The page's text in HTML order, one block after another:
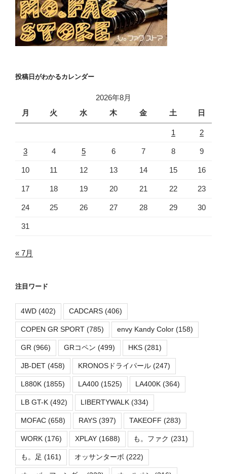
投稿日がわかるカレンダー
2026年8月
月
火 水 木 金 土 日
1 2
3 4 5 6 7 8 9
10 11 12 13 14 15 16
17 18 19 20 21 22 23
24 25 26 27 28 29 30
31
« 7月
注目ワード
4WD (402) CADCARS (406)
COPEN GR SPORT (785) envy Kandy Color (158)
GR (966) GRコペン (499) HKS (281)
JB-DET (458) KRONOSドライパール (247)
L880K (1855) LA400 (1525) LA400K (364)
LB GT-K (492) LIBERTYWALK (334)
MOFAC (658) RAYS (397) TAKEOFF (283)
WORK (176) XPLAY (1688) も。ファク (231)
も。足 (161) オッサンターボ (222)